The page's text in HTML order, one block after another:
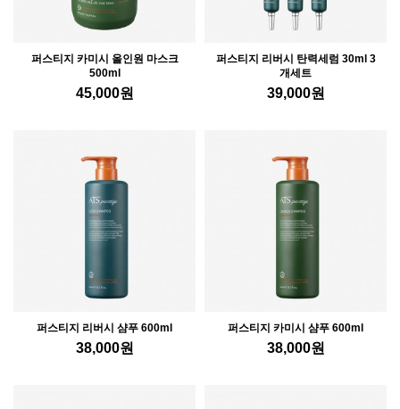
퍼스티지 카미시 올인원 마스크
500ml
45,000원
퍼스티지 리버시 탄력세럼 30ml 3
개세트
39,000원
퍼스티지 리버시 샴푸 600ml
38,000원
퍼스티지 카미시 샴푸 600ml
38,000원